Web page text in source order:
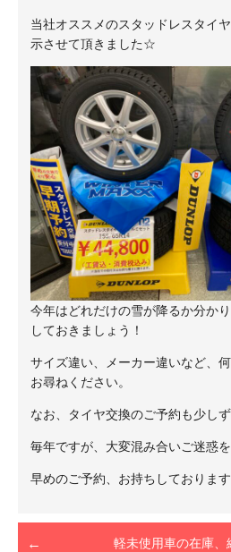
当社オススメのスタッドレスタイ
示させて頂きました☆
今年はどれだけの雪が降るか分か
しておきましょう！
サイズ違い、メーカー違いなど、
お尋ねください。
なお、タイヤ交換のご予約も少し
毎年ですが、大変混み合いご迷惑を
早めのご予約、お持ちしております
軽未使用車の在庫、